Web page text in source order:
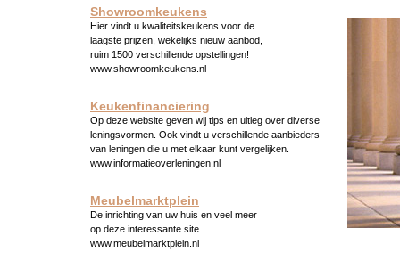
Showroomkeukens
Hier vindt u kwaliteitskeukens voor de
laagste prijzen, wekelijks nieuw aanbod,
ruim 1500 verschillende opstellingen!
www.showroomkeukens.nl
Keukenfinanciering
Op deze website geven wij tips en uitleg over diverse
leningsvormen. Ook vindt u verschillende aanbieders
van leningen die u met elkaar kunt vergelijken.
www.informatieoverleningen.nl
Meubelmarktplein
De inrichting van uw huis en veel meer
op deze interessante site.
www.meubelmarktplein.nl